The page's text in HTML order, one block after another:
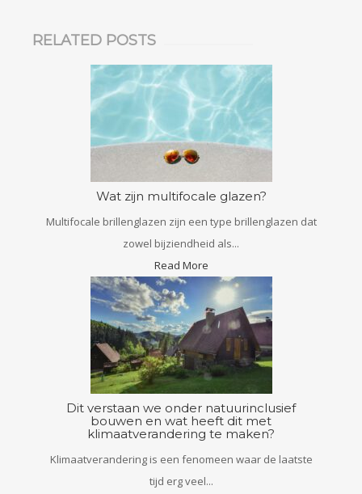
RELATED POSTS
Wat zijn multifocale glazen?
Multifocale brillenglazen zijn een type brillenglazen dat
zowel bijziendheid als...
Read More
Dit verstaan we onder natuurinclusief
bouwen en wat heeft dit met
klimaatverandering te maken?
Klimaatverandering is een fenomeen waar de laatste
tijd erg veel...